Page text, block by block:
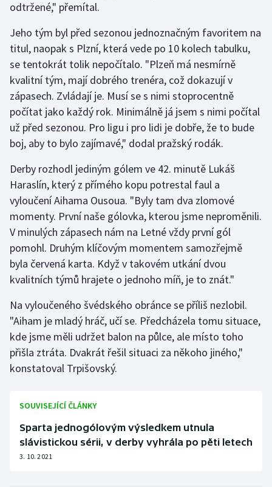
Stolní tenis
Triatlon
Veslování
Vodní slalom
Volejbal
Ostatní
odtržené," přemítal.
Jeho tým byl před sezonou jednoznačným favoritem na
titul, naopak s Plzní, která vede po 10 kolech tabulku,
se tentokrát tolik nepočítalo. "Plzeň má nesmírně
kvalitní tým, mají dobrého trenéra, což dokazují v
zápasech. Zvládají je. Musí se s nimi stoprocentně
počítat jako každý rok. Minimálně já jsem s nimi počítal
už před sezonou. Pro ligu i pro lidi je dobře, že to bude
boj, aby to bylo zajímavé," dodal pražský rodák.
Derby rozhodl jediným gólem ve 42. minutě Lukáš
Haraslín, který z přímého kopu potrestal faul a
vyloučení Aihama Ousoua. "Byly tam dva zlomové
momenty. První naše gólovka, kterou jsme neproměnili.
V minulých zápasech nám na Letné vždy první gól
pomohl. Druhým klíčovým momentem samozřejmě
byla červená karta. Když v takovém utkání dvou
kvalitních týmů hrajete o jednoho míň, je to znát."
Na vyloučeného švédského obránce se příliš nezlobil.
"Aiham je mladý hráč, učí se. Předcházela tomu situace,
kde jsme měli udržet balon na půlce, ale místo toho
přišla ztráta. Dvakrát řešil situaci za někoho jiného,"
konstatoval Trpišovský.
SOUVISEJÍCÍ ČLÁNKY
Sparta jednogólovým výsledkem utnula
slávistickou sérii, v derby vyhrála po pěti letech
3. 10. 2021